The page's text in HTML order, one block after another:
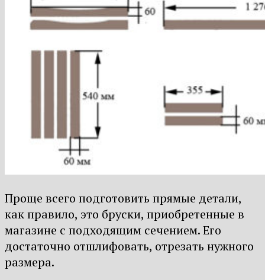
Проще всего подготовить прямые детали,
как правило, это бруски, приобретенные в
магазине с подходящим сечением. Его
достаточно отшлифовать, отрезать нужного
размера.